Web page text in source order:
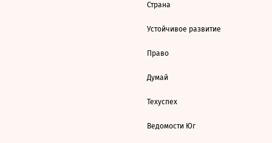
Страна
Устойчивое развитие
Право
Думай
Техуспех
Ведомости Юг